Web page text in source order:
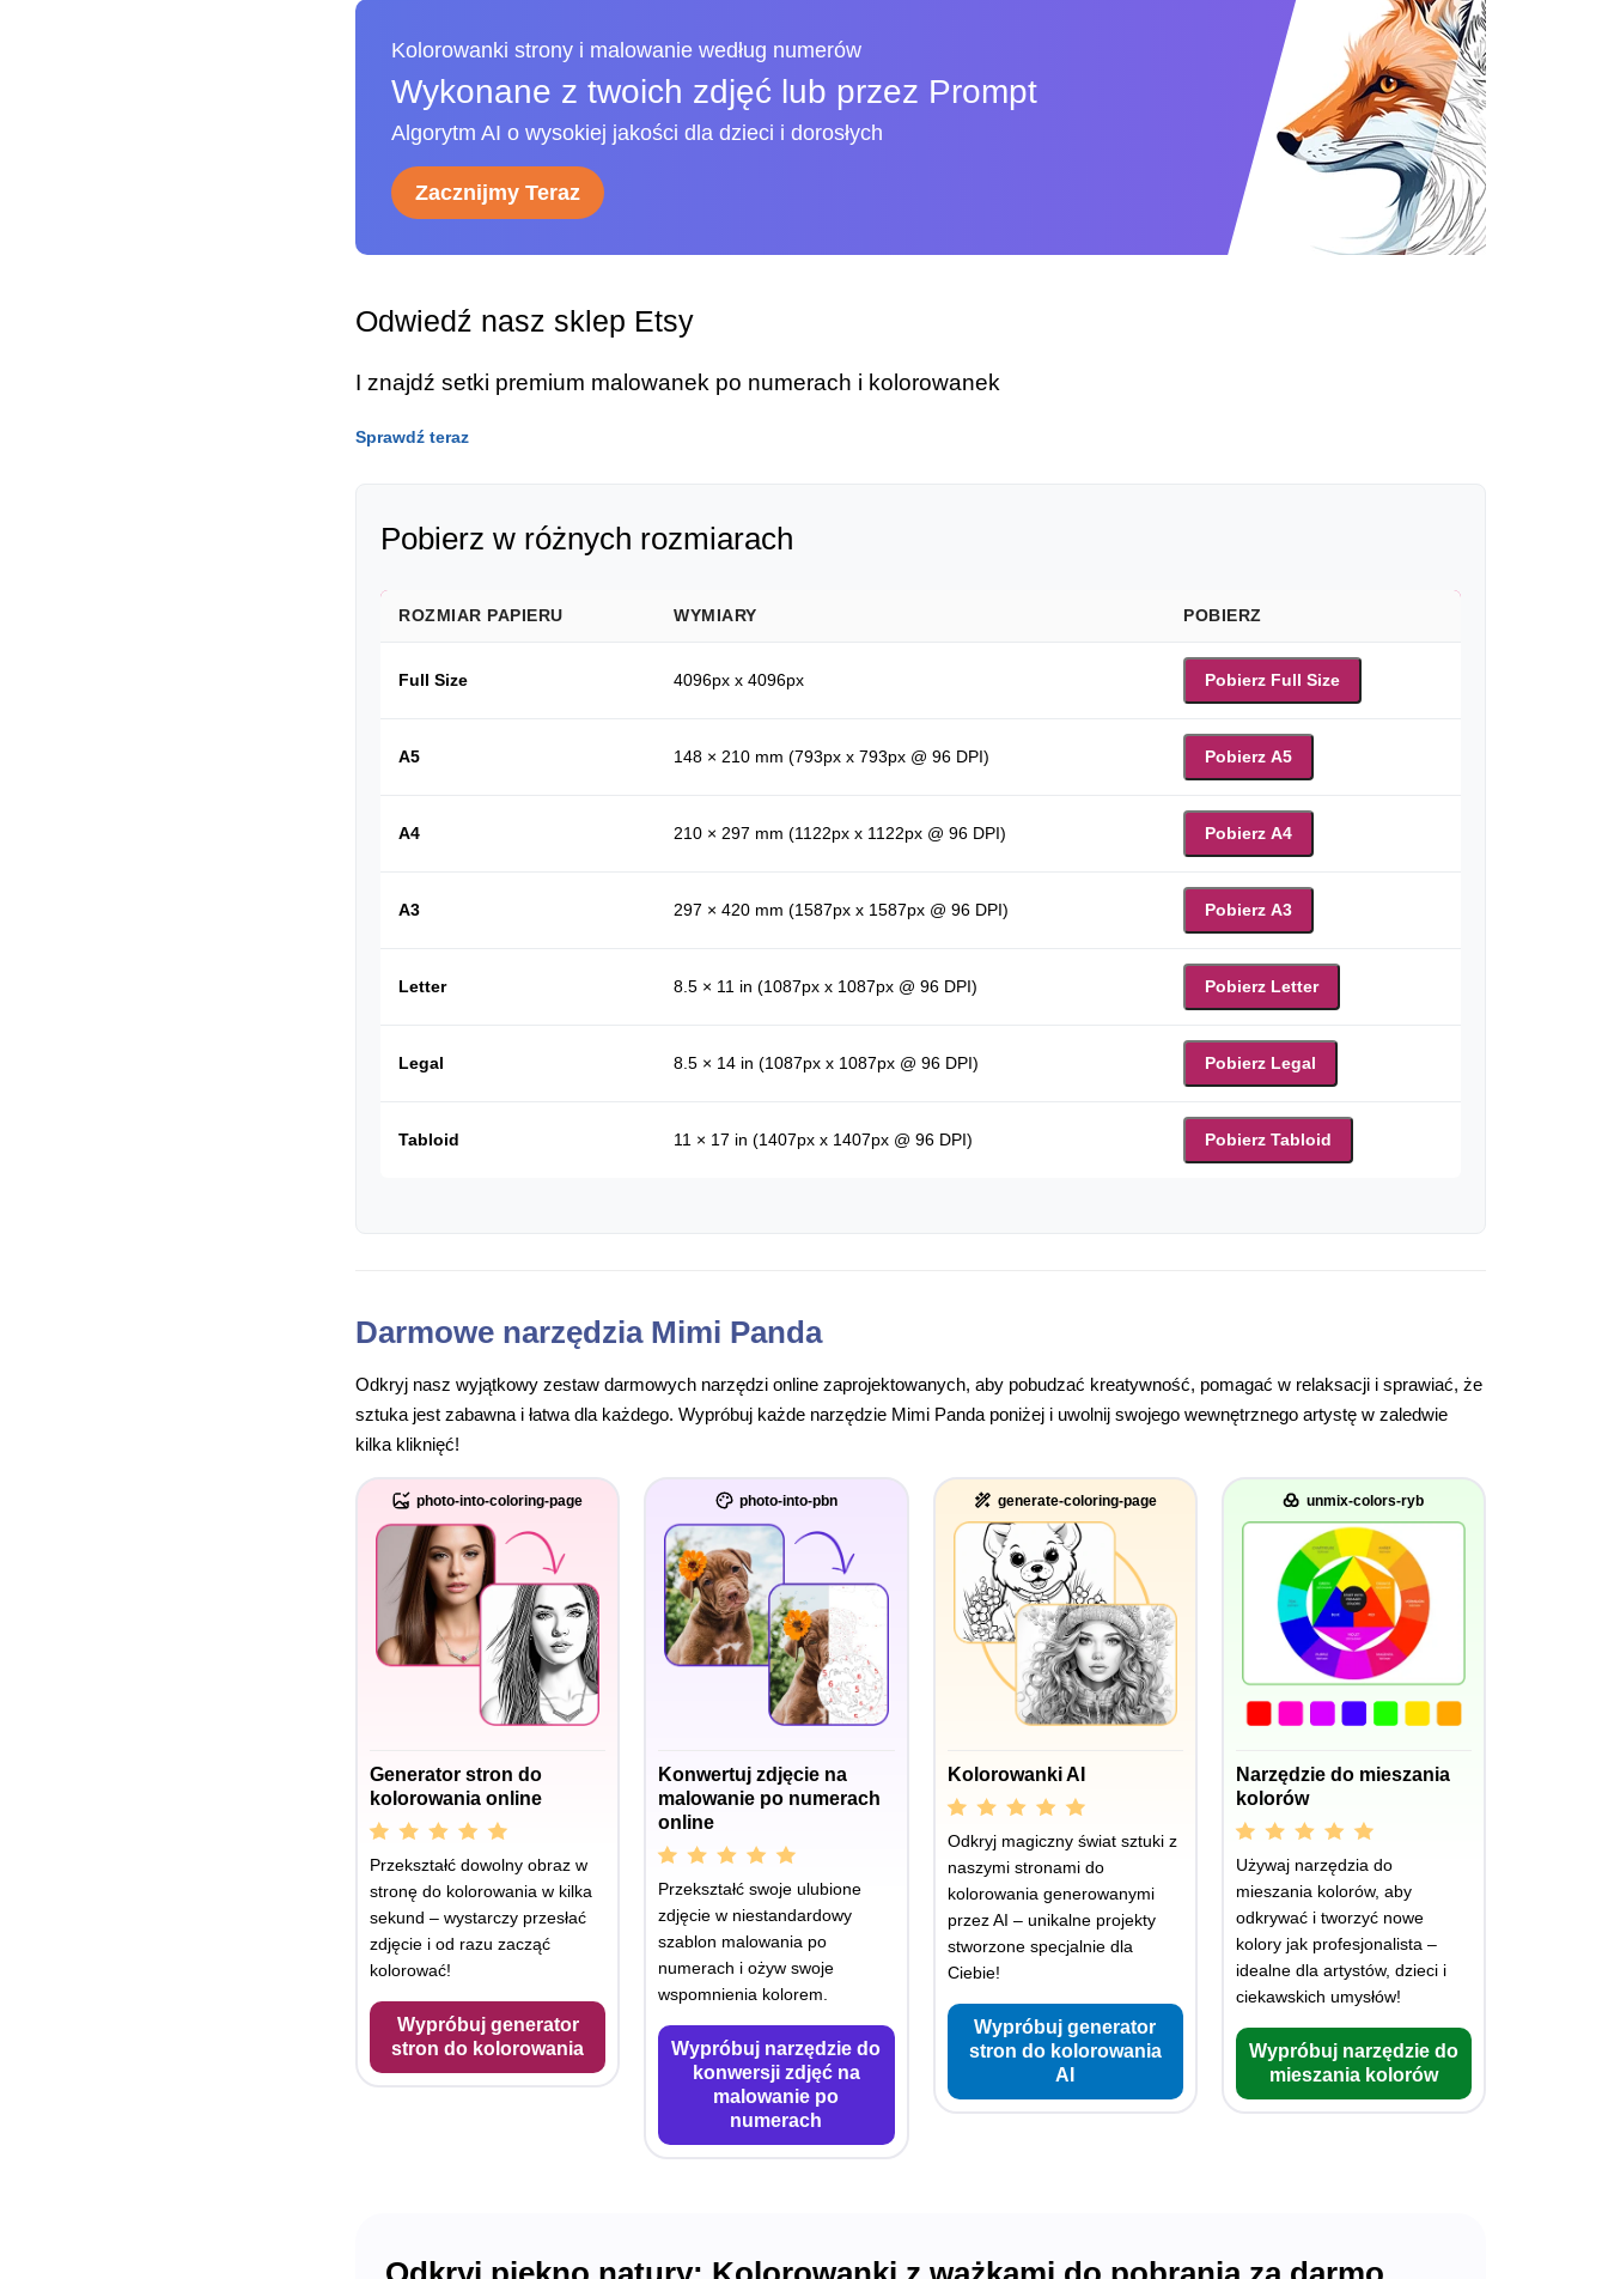
Kolorowanki strony i malowanie według numerów
Wykonane z twoich zdjęć lub przez Prompt
Algorytm AI o wysokiej jakości dla dzieci i dorosłych
Zacznijmy Teraz
Odwiedź nasz sklep Etsy
I znajdź setki premium malowanek po numerach i kolorowanek
Sprawdź teraz
Pobierz w różnych rozmiarach
ROZMIAR PAPIERU WYMIARY POBIERZ
Full Size 4096px x 4096px Pobierz Full Size
A5 148 × 210 mm (793px x 793px @ 96 DPI) Pobierz A5
A4 210 × 297 mm (1122px x 1122px @ 96 DPI) Pobierz A4
A3 297 × 420 mm (1587px x 1587px @ 96 DPI) Pobierz A3
Letter 8.5 × 11 in (1087px x 1087px @ 96 DPI) Pobierz Letter
Legal 8.5 × 14 in (1087px x 1087px @ 96 DPI) Pobierz Legal
Tabloid 11 × 17 in (1407px x 1407px @ 96 DPI) Pobierz Tabloid
Darmowe narzędzia Mimi Panda
Odkryj nasz wyjątkowy zestaw darmowych narzędzi online zaprojektowanych, aby pobudzać kreatywność, pomagać w relaksacji i sprawiać, że
sztuka jest zabawna i łatwa dla każdego. Wypróbuj każde narzędzie Mimi Panda poniżej i uwolnij swojego wewnętrznego artystę w zaledwie
kilka kliknięć!
photo-into-coloring-page
Generator stron do
kolorowania online
Przekształć dowolny obraz w
stronę do kolorowania w kilka
sekund – wystarczy przesłać
zdjęcie i od razu zacząć
kolorować!
Wypróbuj generator
stron do kolorowania
photo-into-pbn
Konwertuj zdjęcie na
malowanie po numerach
online
Przekształć swoje ulubione
zdjęcie w niestandardowy
szablon malowania po
numerach i ożyw swoje
wspomnienia kolorem.
Wypróbuj narzędzie do
konwersji zdjęć na
malowanie po
numerach
generate-coloring-page
Kolorowanki AI
Odkryj magiczny świat sztuki z
naszymi stronami do
kolorowania generowanymi
przez AI – unikalne projekty
stworzone specjalnie dla
Ciebie!
Wypróbuj generator
stron do kolorowania
AI
unmix-colors-ryb
Narzędzie do mieszania
kolorów
Używaj narzędzia do
mieszania kolorów, aby
odkrywać i tworzyć nowe
kolory jak profesjonalista –
idealne dla artystów, dzieci i
ciekawskich umysłów!
Wypróbuj narzędzie do
mieszania kolorów